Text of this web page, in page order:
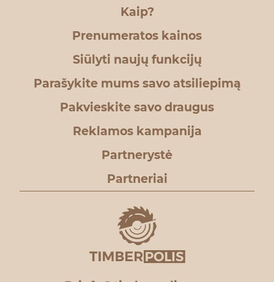
Kaip?
Prenumeratos kainos
Siūlyti naujų funkcijų
Parašykite mums savo atsiliepimą
Pakvieskite savo draugus
Reklamos kampanija
Partnerystė
Partneriai